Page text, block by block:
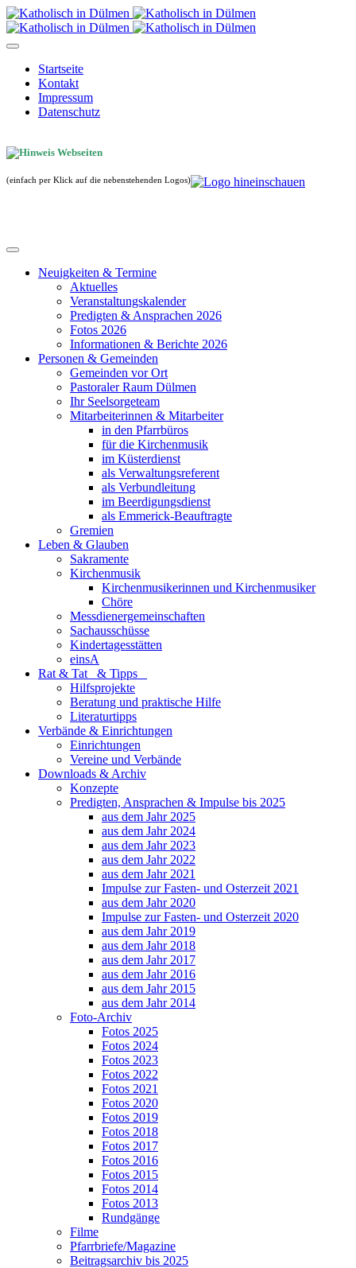
Startseite
Kontakt
Impressum
Datenschutz
(einfach per Klick auf die nebenstehenden Logos)
Neuigkeiten & Termine
Aktuelles
Veranstaltungskalender
Predigten & Ansprachen 2026
Fotos 2026
Informationen & Berichte 2026
Personen & Gemeinden
Gemeinden vor Ort
Pastoraler Raum Dülmen
Ihr Seelsorgeteam
Mitarbeiterinnen & Mitarbeiter
in den Pfarrbüros
für die Kirchenmusik
im Küsterdienst
als Verwaltungsreferent
als Verbundleitung
im Beerdigungsdienst
als Emmerick-Beauftragte
Gremien
Leben & Glauben
Sakramente
Kirchenmusik
Kirchenmusikerinnen und Kirchenmusiker
Chöre
Messdienergemeinschaften
Sachausschüsse
Kindertagesstätten
einsA
Rat & Tat & Tipps
Hilfsprojekte
Beratung und praktische Hilfe
Literaturtipps
Verbände & Einrichtungen
Einrichtungen
Vereine und Verbände
Downloads & Archiv
Konzepte
Predigten, Ansprachen & Impulse bis 2025
aus dem Jahr 2025
aus dem Jahr 2024
aus dem Jahr 2023
aus dem Jahr 2022
aus dem Jahr 2021
Impulse zur Fasten- und Osterzeit 2021
aus dem Jahr 2020
Impulse zur Fasten- und Osterzeit 2020
aus dem Jahr 2019
aus dem Jahr 2018
aus dem Jahr 2017
aus dem Jahr 2016
aus dem Jahr 2015
aus dem Jahr 2014
Foto-Archiv
Fotos 2025
Fotos 2024
Fotos 2023
Fotos 2022
Fotos 2021
Fotos 2020
Fotos 2019
Fotos 2018
Fotos 2017
Fotos 2016
Fotos 2015
Fotos 2014
Fotos 2013
Rundgänge
Filme
Pfarrbriefe/Magazine
Beitragsarchiv bis 2025